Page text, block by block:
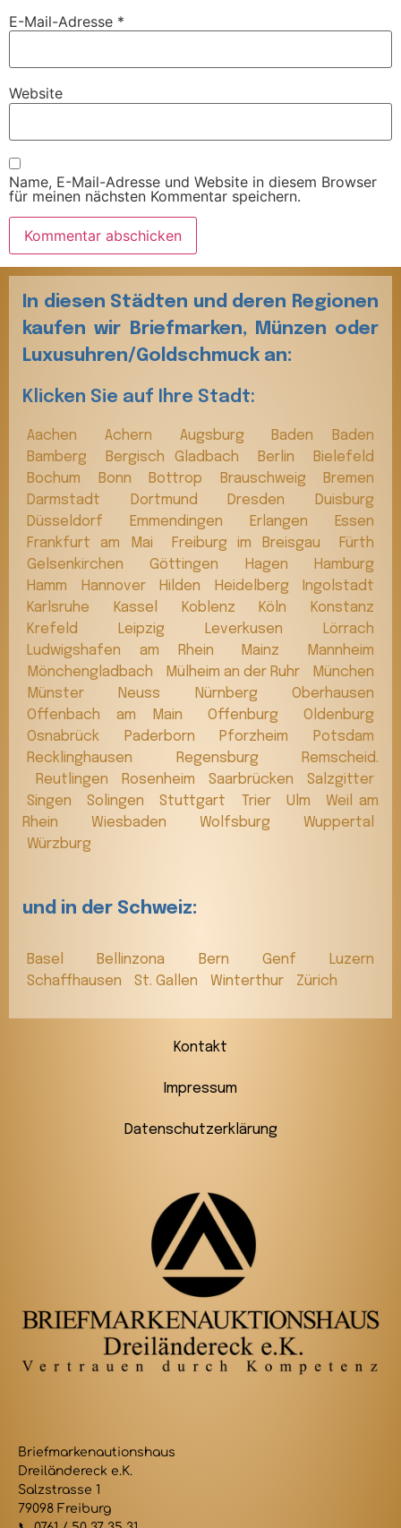
E-Mail-Adresse *
Website
Name, E-Mail-Adresse und Website in diesem Browser
für meinen nächsten Kommentar speichern.
In diesen Städten und deren Regionen
kaufen wir Briefmarken, Münzen oder
Luxusuhren/Goldschmuck an:
Klicken Sie auf Ihre Stadt:
Aachen Achern Augsburg
Baden Baden
Bamberg
Bergisch Gladbach Berlin
Bielefeld
Bochum
Bonn Bottrop Brauschweig
Bremen
Darmstadt
Dortmund Dresden
Duisburg
Düsseldorf
Emmendingen Erlangen
Essen
Frankfurt am Mai
Freiburg im Breisgau
Fürth
Gelsenkirchen
Göttingen Hagen
Hamburg
Hamm
Hannover Hilden Heidelberg
Ingolstadt
Karlsruhe
Kassel Koblenz Köln
Konstanz
Krefeld
Leipzig Leverkusen
Lörrach
Ludwigshafen am Rhein
Mainz
Mannheim
Mönchengladbach
Mülheim an der Ruhr
München
Münster
Neuss Nürnberg
Oberhausen
Offenbach am Main
Offenburg
Oldenburg
Osnabrück
Paderborn Pforzheim
Potsdam
Recklinghausen
Regensburg
Remscheid.
Reutlingen
Rosenheim Saarbrücken
Salzgitter
Singen
Solingen Stuttgart Trier Ulm
Weil am
Rhein
Wiesbaden Wolfsburg
Wuppertal
Würzburg
und in der Schweiz:
Basel Bellinzona Bern Genf
Luzern
Schaffhausen
St. Gallen Winterthur Zürich
Kontakt
Impressum
Datenschutzerklärung
Briefmarkenautionshaus
Dreiländereck e.K.
Salzstrasse 1
79098 Freiburg